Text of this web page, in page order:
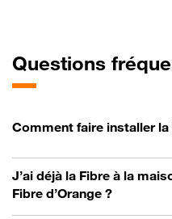
Questions
Comment faire installer la
J’ai déjà la Fibre à la
Fibre d’Orange ?